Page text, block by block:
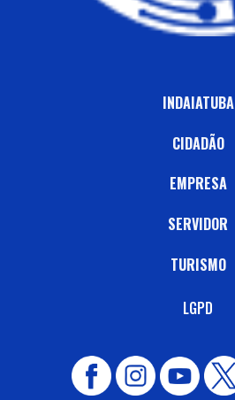
INDAIATUBA
CIDADÃO
EMPRESA
SERVIDOR
TURISMO
LGPD